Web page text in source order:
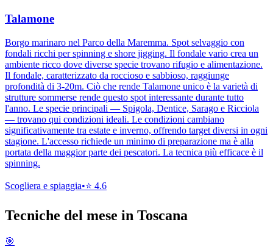
Talamone
Borgo marinaro nel Parco della Maremma. Spot selvaggio con
fondali ricchi per spinning e shore jigging. Il fondale vario crea un
ambiente ricco dove diverse specie trovano rifugio e alimentazione.
Il fondale, caratterizzato da roccioso e sabbioso, raggiunge
profondità di 3-20m. Ciò che rende Talamone unico è la varietà di
strutture sommerse rende questo spot interessante durante tutto
l'anno. Le specie principali — Spigola, Dentice, Sarago e Ricciola
— trovano qui condizioni ideali. Le condizioni cambiano
significativamente tra estate e inverno, offrendo target diversi in ogni
stagione. L'accesso richiede un minimo di preparazione ma è alla
portata della maggior parte dei pescatori. La tecnica più efficace è il
spinning.
Scogliera e spiaggia•⭐ 4.6
Tecniche del mese in Toscana
🎯